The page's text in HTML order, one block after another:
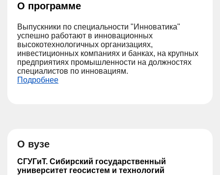
О программе
Выпускники по специальности "Инноватика"
успешно работают в инновационных
высокотехнологичных организациях,
инвестиционных компаниях и банках, на крупных
предприятиях промышленности на должностях
специалистов по инновациям.
Подробнее
О вузе
СГУГиТ. Сибирский государственный
университет геосистем и технологий